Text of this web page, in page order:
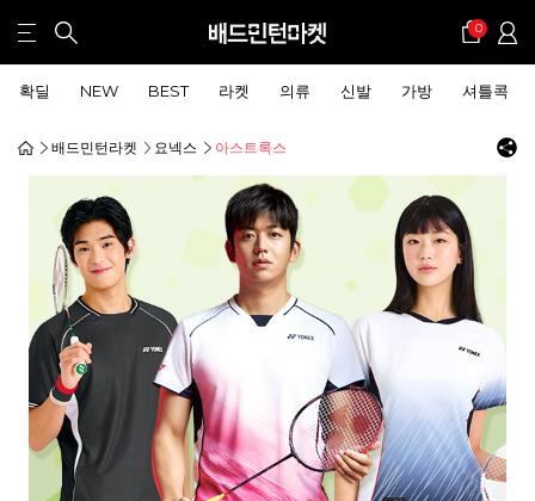
0
확딜 NEW BEST 라켓 의류 신발 가방 셔틀콕
배드민턴라켓 요넥스 아스트록스